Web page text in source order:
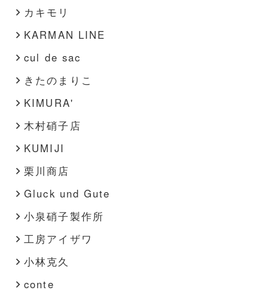
カキモリ
KARMAN LINE
cul de sac
きたのまりこ
KIMURA'
木村硝子店
KUMIJI
栗川商店
Gluck und Gute
小泉硝子製作所
工房アイザワ
小林克久
conte